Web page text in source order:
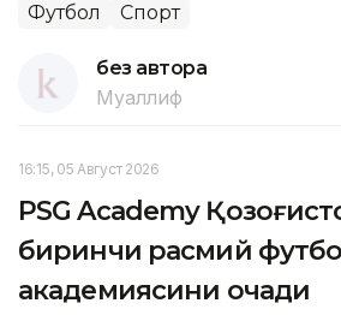
Футбол Спорт
без автора
Муаллиф
16:15, 05 Август 2026
PSG Academy
биринчи расмий
академиясини очади